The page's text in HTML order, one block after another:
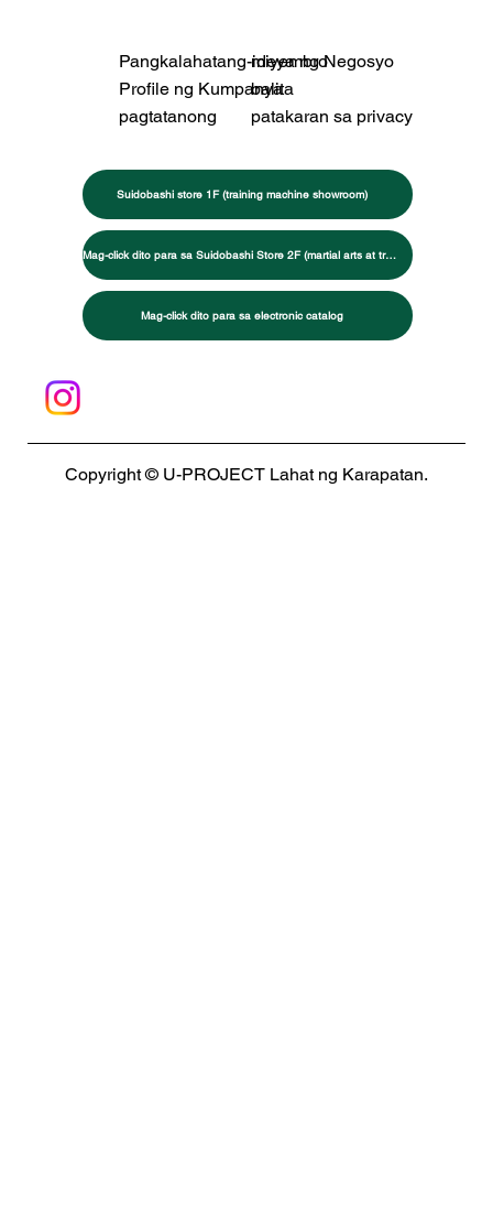
Suidobashi store 1F (training machine showroom)
Mag-click dito para sa Suidobashi Store 2F (martial arts at training specialty store)
Mag-click dito para sa electronic catalog
Pangkalahatang-ideya ng Negosyo
miyembro
Profile ng Kumpanya
balita
pagtatanong
patakaran sa privacy
Copyright © U-PROJECT Lahat ng Karapatan.